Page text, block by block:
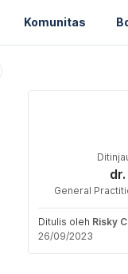
Komunitas
General
Ditulis oleh Risky
26/09/2023